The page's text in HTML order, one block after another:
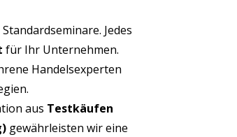
Jedes
für Ihr Unternehmen.
Han­dels­exper­ten
aus Test­käu­fen
gewähr­leis­ten wir eine